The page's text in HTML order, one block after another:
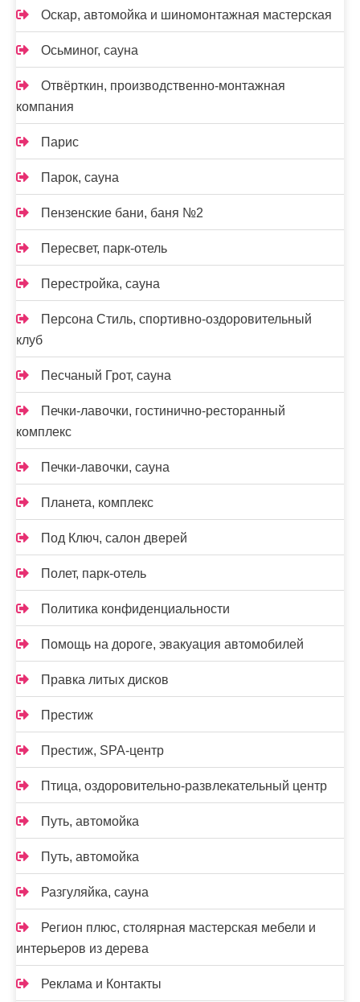
Оскар, автомойка и шиномонтажная мастерская
Осьминог, сауна
Отвёрткин, производственно-монтажная
компания
Парис
Парок, сауна
Пензенские бани, баня №2
Пересвет, парк-отель
Перестройка, сауна
Персона Стиль, спортивно-оздоровительный
клуб
Песчаный Грот, сауна
Печки-лавочки, гостинично-ресторанный
комплекс
Печки-лавочки, сауна
Планета, комплекс
Под Ключ, салон дверей
Полет, парк-отель
Политика конфиденциальности
Помощь на дороге, эвакуация автомобилей
Правка литых дисков
Престиж
Престиж, SPA-центр
Птица, оздоровительно-развлекательный центр
Путь, автомойка
Путь, автомойка
Разгуляйка, сауна
Регион плюс, столярная мастерская мебели и
интерьеров из дерева
Реклама и Контакты